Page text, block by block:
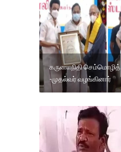
கருணாநிதி செம்மொழித்
-முதல்வர் வழங்கினார்